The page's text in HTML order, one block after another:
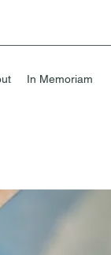
In Memoriam